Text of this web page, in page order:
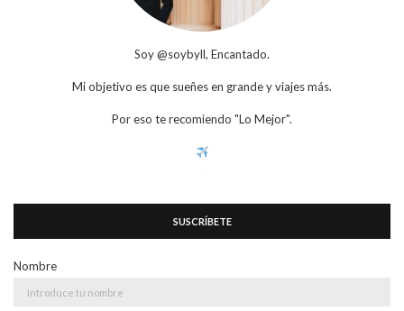
Soy @soybyll, Encantado.
Mi objetivo es que sueñes en grande y viajes más.
Por eso te recomiendo "Lo Mejor".
SUSCRÍBETE
Nombre